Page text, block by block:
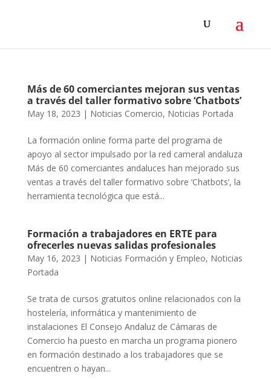
Más de 60 comerciantes mejoran sus ventas
a través del taller formativo sobre ‘Chatbots’
May 18, 2023 | Noticias Comercio, Noticias Portada
La formación online forma parte del programa de
apoyo al sector impulsado por la red cameral andaluza
Más de 60 comerciantes andaluces han mejorado sus
ventas a través del taller formativo sobre ‘Chatbots’, la
herramienta tecnológica que está...
Formación a trabajadores en ERTE para
ofrecerles nuevas salidas profesionales
May 16, 2023 | Noticias Formación y Empleo, Noticias
Portada
Se trata de cursos gratuitos online relacionados con la
hostelería, informática y mantenimiento de
instalaciones El Consejo Andaluz de Cámaras de
Comercio ha puesto en marcha un programa pionero
en formación destinado a los trabajadores que se
encuentren o hayan...